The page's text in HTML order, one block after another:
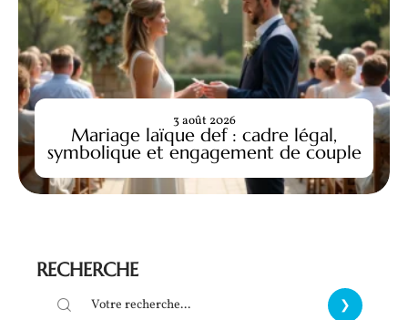
Mariage laïque def : cadre légal,
symbolique et engagement de couple
3 août 2026
RECHERCHE